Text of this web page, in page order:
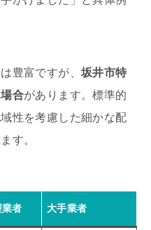
豊富ですが、 坂井市特
合があります。標準的
性を考慮した細かな配
す。
者 大手業者